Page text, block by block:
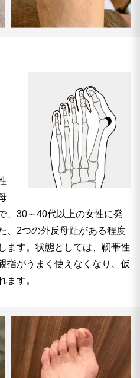
、30～40代以上の女性に発
、2つの外反母趾がある程度
ます。状態としては、靭帯性
指がうまく使えなくなり、仮
ます。